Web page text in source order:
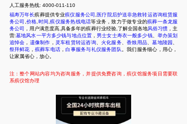
人工服务热线: 4000-011-110
福寿万年长殡葬提供专业殡仪服务公司 医疗院后护送非急救转运咨询租赁服
务公司 价格 时间 殡仪服务热线电话等业务，致力于做专业的殡葬一条龙服
务公司
，用户满意度高,具备多年的殡葬行业经验,了解全国各地风俗习惯 ，主
营:墓地风水一平方多少钱与地点位置 ， 男士女士寿衣一般多少钱、 举办策划
追悼会 ， 遗像制作 ， 灵车租赁转运咨询、 火化服务、香烛用品 、墓地陵园
祭拜鲜花 ， 殡葬车电话 ，白事服务与礼仪服务团队
。我们服务细心，用心，
让家属省心，放心。
注：整个网站内容均为咨询服务，并提供免费咨询，殡仪馆服务项目需要联
系殡仪馆办理